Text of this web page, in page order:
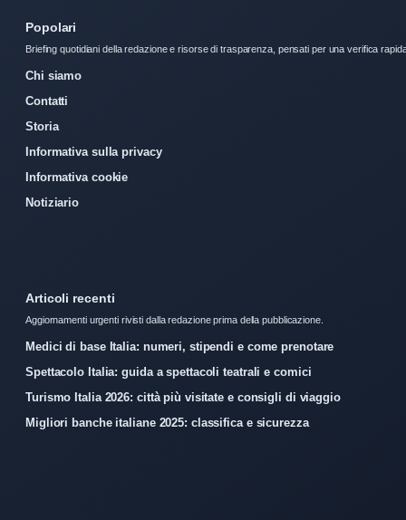
Popolari
Briefing quotidiani della redazione e risorse di trasparenza, pensati per una verifica
Chi siamo
Contatti
Storia
Informativa sulla privacy
Informativa cookie
Notiziario
Articoli recenti
Aggiornamenti urgenti rivisti dalla redazione prima della pubblicazione.
Medici di base Italia: numeri, stipendi e come prenotare
Spettacolo Italia: guida a spettacoli teatrali e comici
Turismo Italia 2026: città più visitate e consigli di viaggio
Migliori banche italiane 2025: classifica e sicurezza